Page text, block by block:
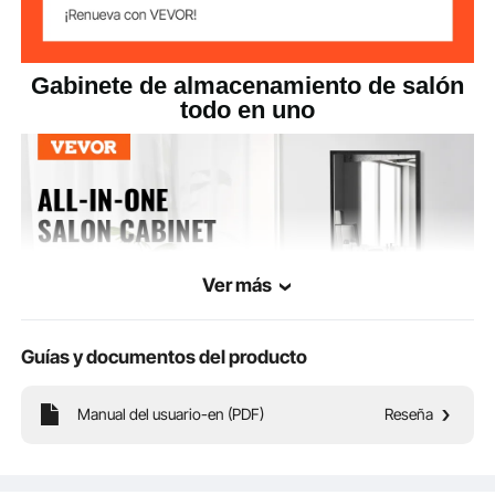
producto
11,81 x 55,11 pulgs
Gabinete de almacenamiento de salón
todo en uno
Ver más
Guías y documentos del producto
Manual del usuario-en (PDF) Reseña